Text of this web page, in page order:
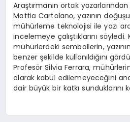
Araştırmanın ortak
Mattia Cartolano, yazının
mühürleme teknolojisi ile yazı
incelemeye çalıştıklarını söyledi.
mühürlerdeki sembollerin,
benzer şekilde kullanıldığını
Profesör Silvia Ferrara,
olarak kabul edilemeyeceğini
dair büyük bir katkı sunduklarını